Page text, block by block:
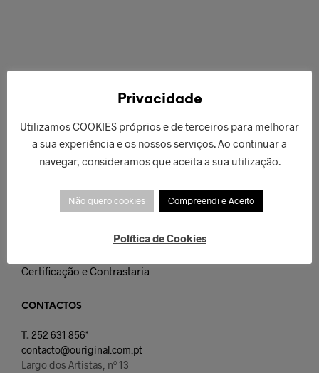
LINKS RÁPIDOS
Termos e Condições
Trocas e Devoluções
Qualidade e Garantia
Certificação e Contrastaria
CONTACTOS
T. 252 631 856*
contacto@ouriginal.com.pt
Largo dos Artistas, nº 13
Privacidade
Utilizamos COOKIES próprios e de terceiros para melhorar
a sua experiência e os nossos serviços. Ao continuar a
navegar, consideramos que aceita a sua utilização.
Não quero cookies Compreendi e Aceito
Política de Cookies